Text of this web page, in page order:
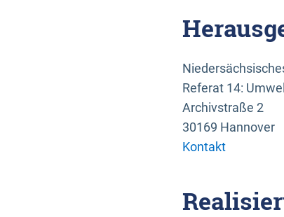
Referat 14:
Archivstraße 2
30169 Hannover
Kontakt